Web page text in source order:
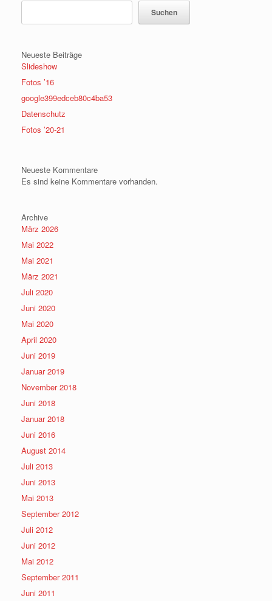
Suchen
Neueste Beiträge
Slideshow
Fotos ’16
google399edceb80c4ba53
Datenschutz
Fotos ’20-21
Neueste Kommentare
Es sind keine Kommentare vorhanden.
Archive
März 2026
Mai 2022
Mai 2021
März 2021
Juli 2020
Juni 2020
Mai 2020
April 2020
Juni 2019
Januar 2019
November 2018
Juni 2018
Januar 2018
Juni 2016
August 2014
Juli 2013
Juni 2013
Mai 2013
September 2012
Juli 2012
Juni 2012
Mai 2012
September 2011
Juni 2011